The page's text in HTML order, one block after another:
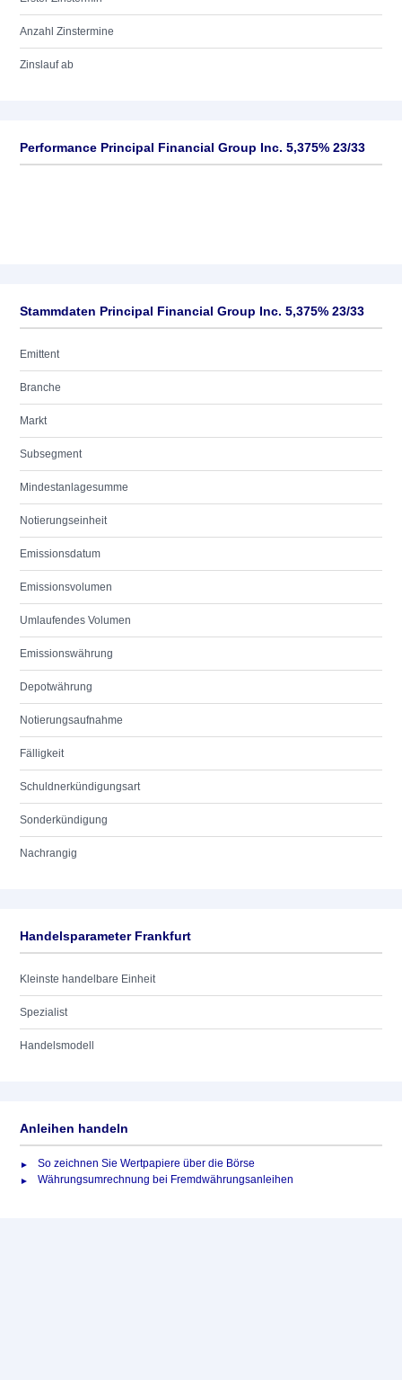
Anzahl Zinstermine
Zinslauf ab
Performance Principal Financial Group Inc. 5,375% 23/33
Stammdaten Principal Financial Group Inc. 5,375% 23/33
Emittent
Branche
Markt
Subsegment
Mindestanlagesumme
Notierungseinheit
Emissionsdatum
Emissionsvolumen
Umlaufendes Volumen
Emissionswährung
Depotwährung
Notierungsaufnahme
Fälligkeit
Schuldnerkündigungsart
Sonderkündigung
Nachrangig
Handelsparameter Frankfurt
Kleinste handelbare Einheit
Spezialist
Handelsmodell
Anleihen handeln
So zeichnen Sie Wertpapiere über die Börse
Währungsumrechnung bei Fremdwährungsanleihen